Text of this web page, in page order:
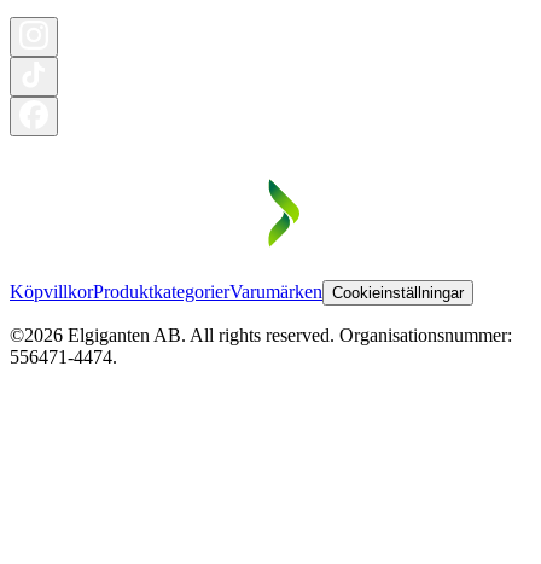
KöpvillkorProduktkategorierVarumärken Cookieinställningar
©2026 Elgiganten AB. All rights reserved. Organisationsnummer:
556471-4474.